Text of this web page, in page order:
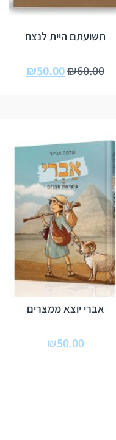
תשועתם היית לנצח
₪60.00
₪50.00
אברי יוצא ממצרים
₪50.00